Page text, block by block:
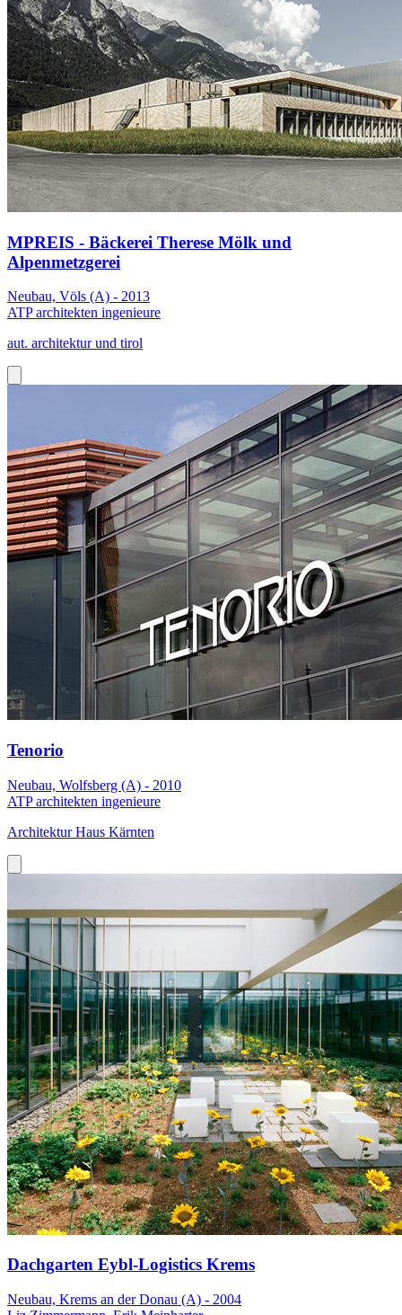
MPREIS - Bäckerei Therese Mölk und
Alpenmetzgerei
Neubau, Völs (A) - 2013
ATP architekten ingenieure
aut. architektur und tirol
Tenorio
Neubau, Wolfsberg (A) - 2010
ATP architekten ingenieure
Architektur Haus Kärnten
Dachgarten Eybl-Logistics Krems
Neubau, Krems an der Donau (A) - 2004